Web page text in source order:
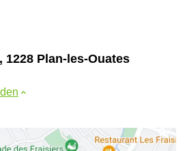
1228 Plan-les-Ouates